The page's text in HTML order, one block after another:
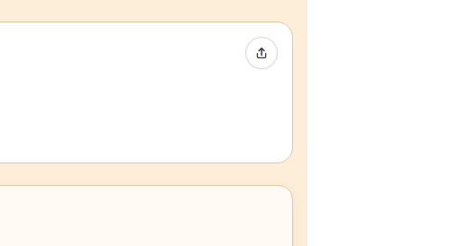
Event teilen